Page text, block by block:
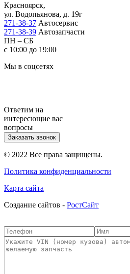
Красноярск,
ул. Водопьянова, д. 19г
271-38-37 Автосервис
271-38-39 Автозапчасти
ПН – СБ
с 10:00 до 19:00
Мы в соцсетях
Ответим на
интересющие вас
вопросы
Заказать звонок
© 2022 Все права защищены.
Политика конфиденциальности
Карта сайта
Cоздание сайтов - РостСайт